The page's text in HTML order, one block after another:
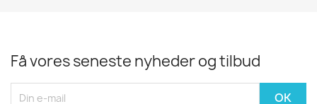
Få vores seneste nyheder og tilbud